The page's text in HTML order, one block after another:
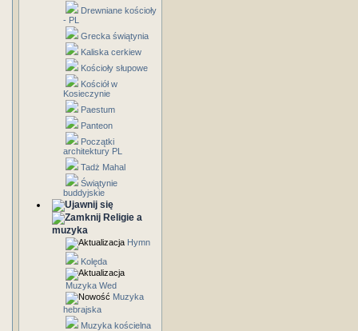
Drewniane kościoły
- PL
Grecka świątynia
Kaliska cerkiew
Kościoły słupowe
Kościół w
Kosieczynie
Paestum
Panteon
Początki
architektury PL
Tadż Mahal
Świątynie
buddyjskie
Religie a
muzyka
Hymn
Kolęda
Muzyka Wed
Muzyka
hebrajska
Muzyka kościelna